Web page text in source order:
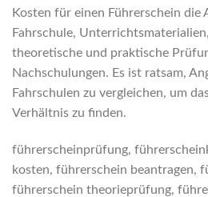
Kosten für einen Führerschein die
Fahrschule,
theoretische und praktische
Nachschulungen. Es ist ratsam,
Fahrschulen zu vergleichen, um
Verhältnis zu finden.
führerscheinprüfung,
kosten, führerschein beantragen,
führerschein theorieprüfung,